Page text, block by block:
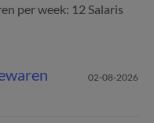
per week: 12 Salaris
02-08-2026